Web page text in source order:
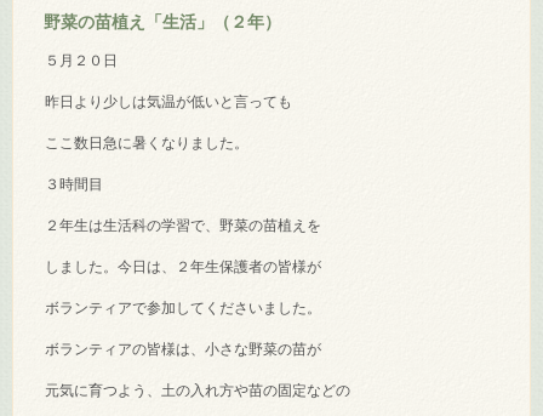
野菜の苗植え「生活」（２年）
５月２０日
昨日より少しは気温が低いと言っても
ここ数日急に暑くなりました。
３時間目
２年生は生活科の学習で、野菜の苗植えを
しました。今日は、２年生保護者の皆様が
ボランティアで参加してくださいました。
ボランティアの皆様は、小さな野菜の苗が
元気に育つよう、土の入れ方や苗の固定などの